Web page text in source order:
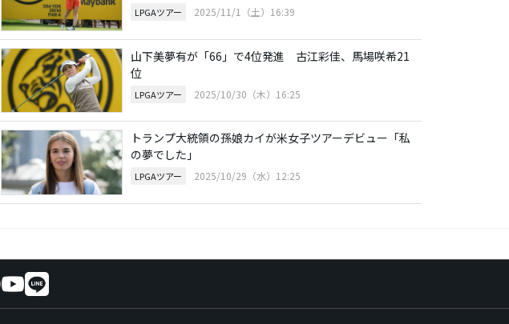
LPGAツアー 2025/11/1（土）16:39
山下美夢有が「66」で4位発進 古江彩佳、馬場咲希21
位
LPGAツアー 2025/10/30（木）16:25
トランプ大統領の孫娘カイが米女子ツアーデビュー「私
の夢でした」
LPGAツアー 2025/10/29（水）12:25